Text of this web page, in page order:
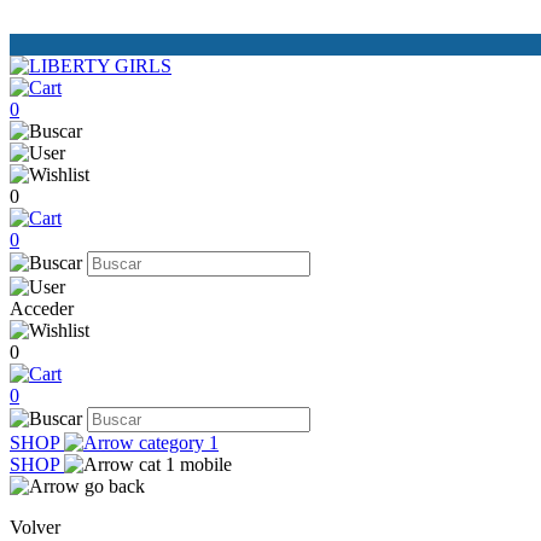
0
0
0
Acceder
0
0
SHOP
SHOP
Volver